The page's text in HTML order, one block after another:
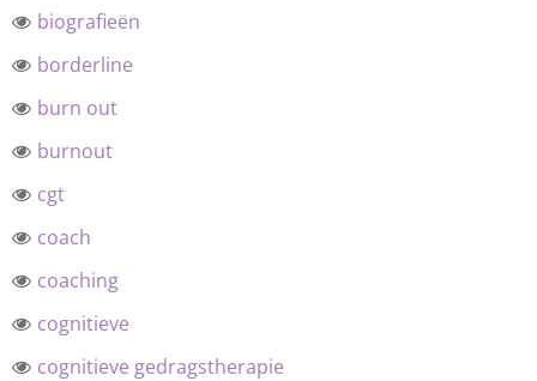
biografieën
borderline
burn out
burnout
cgt
coach
coaching
cognitieve
cognitieve gedragstherapie